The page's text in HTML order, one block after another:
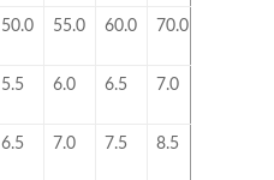
50.0 55.0 60.0 70.0
5.5 6.0 6.5 7.0
6.5 7.0 7.5 8.5